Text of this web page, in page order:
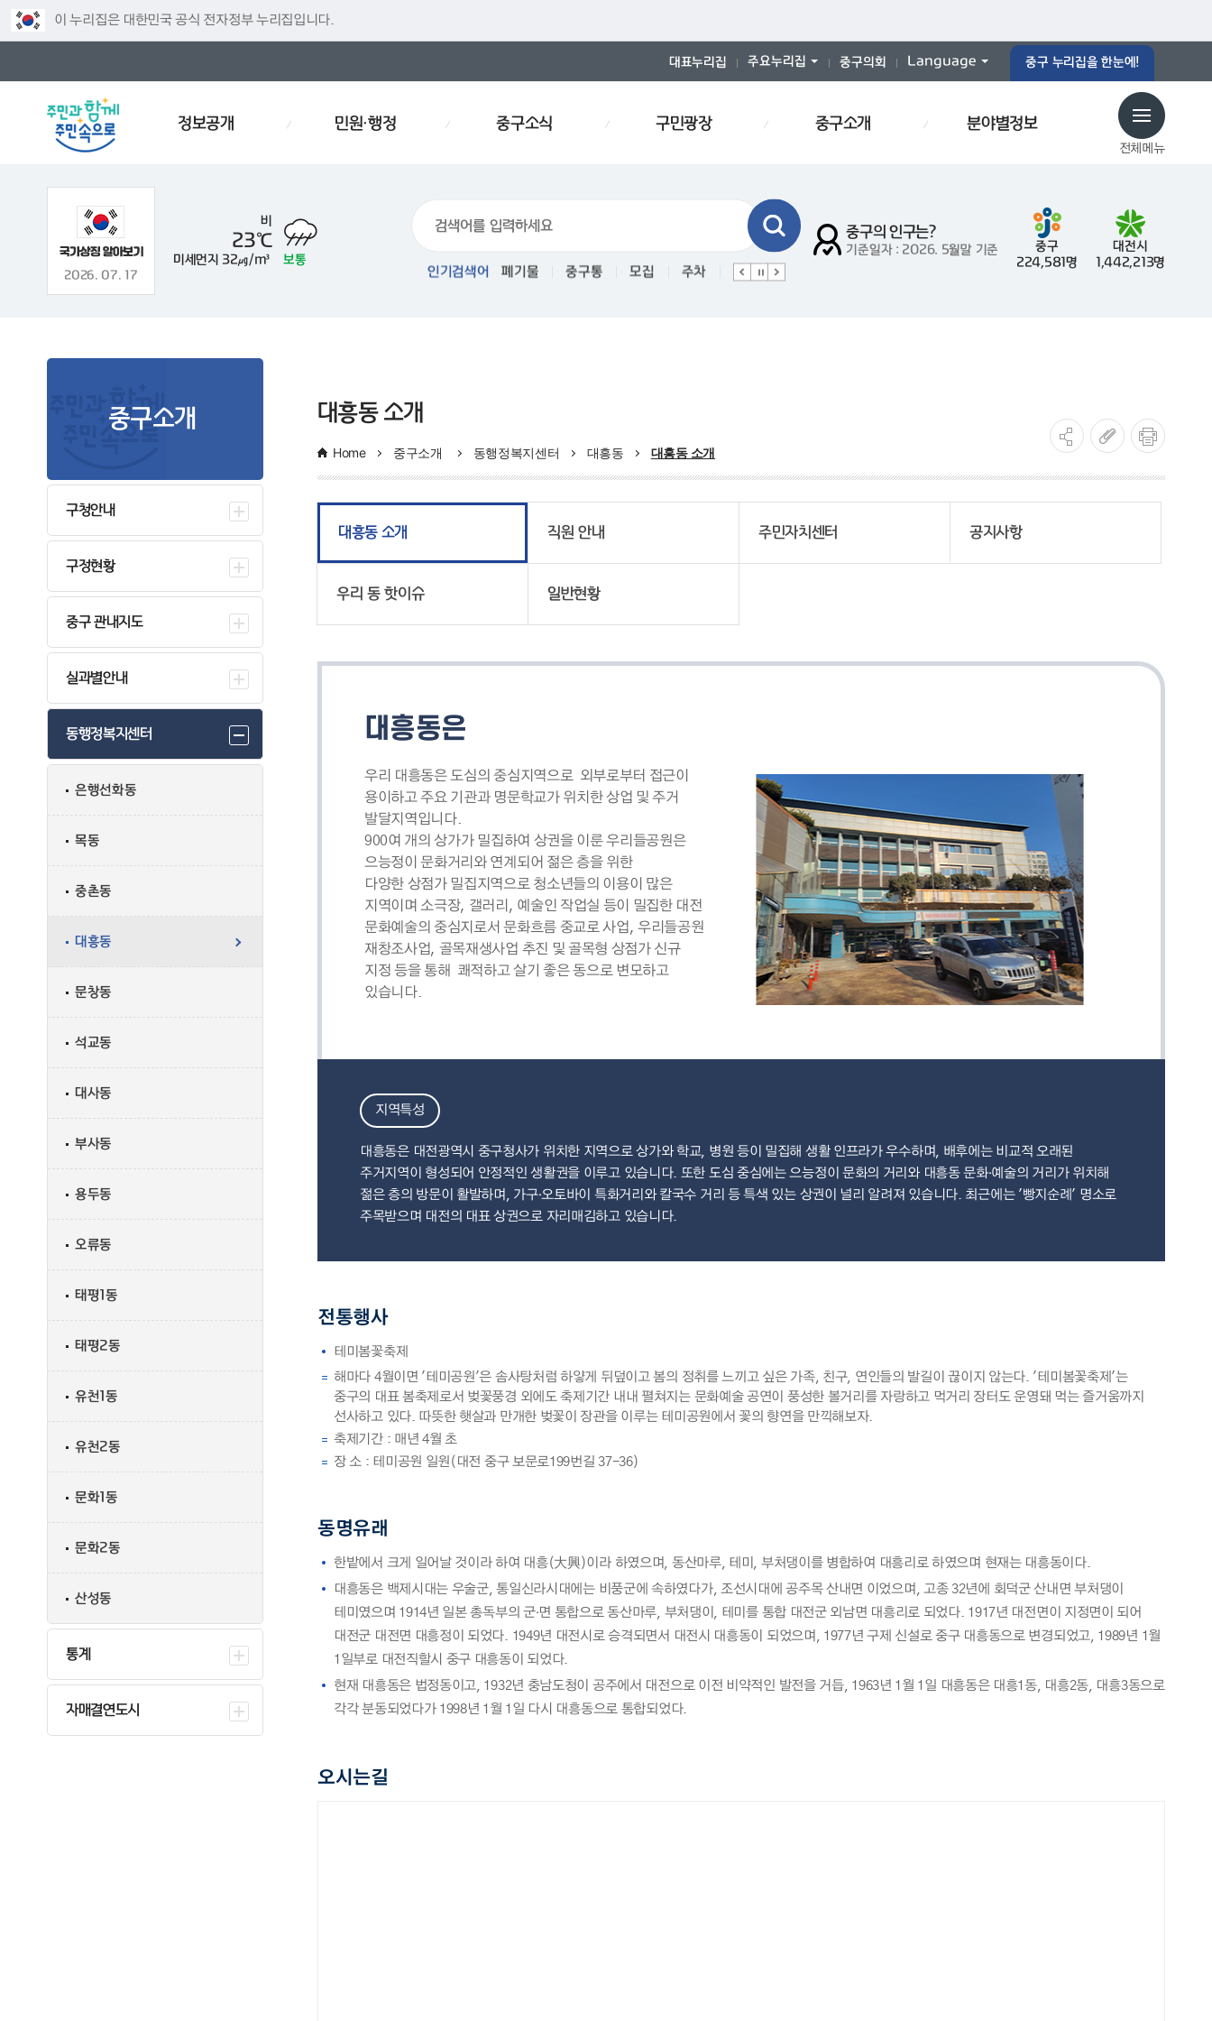
이 누리집은 대한민국 공식 전자정부 누리집입니다.
대표누리집 주요누리집 중구의회 Language 중구 누리집을 한눈에!
전체메뉴
정보공개 민원·행정 중구소식 구민광장 중구소개 분야별정보
2026. 07. 17
비
23℃
미세먼지 32㎍/m³ 보통
중구의 인구는?
기준일자 : 2026. 5월말 기준
중구
224,581명
대전시
1,442,213명
인기검색어
인사 경로당 폐기물스티커 폐기물 중구통 모집 주차 인사 경로당 폐기물스티커 폐기물
중구소개
구청안내
구정현황
중구 관내지도
실과별안내
동행정복지센터
은행선화동
목동
중촌동
대흥동
문창동
석교동
대사동
부사동
용두동
오류동
태평1동
태평2동
유천1동
유천2동
문화1동
문화2동
산성동
통계
자매결연도시
대흥동 소개
Home 중구소개 동행정복지센터 대흥동 대흥동 소개
대흥동 소개 직원 안내 주민자치센터 공지사항
우리 동 핫이슈 일반현황
대흥동은
우리 대흥동은 도심의 중심지역으로 외부로부터 접근이
용이하고 주요 기관과 명문학교가 위치한 상업 및 주거
발달지역입니다.
900여 개의 상가가 밀집하여 상권을 이룬 우리들공원은
으능정이 문화거리와 연계되어 젊은 층을 위한
다양한 상점가 밀집지역으로 청소년들의 이용이 많은
지역이며 소극장, 갤러리, 예술인 작업실 등이 밀집한 대전
문화예술의 중심지로서 문화흐름 중교로 사업, 우리들공원
재창조사업, 골목재생사업 추진 및 골목형 상점가 신규
지정 등을 통해 쾌적하고 살기 좋은 동으로 변모하고
있습니다.
지역특성
대흥동은 대전광역시 중구청사가 위치한 지역으로 상가와 학교, 병원 등이 밀집해 생활 인프라가 우수하며, 배후에는 비교적 오래된
주거지역이 형성되어 안정적인 생활권을 이루고 있습니다. 또한 도심 중심에는 으능정이 문화의 거리와 대흥동 문화·예술의 거리가 위치해
젊은 층의 방문이 활발하며, 가구·오토바이 특화거리와 칼국수 거리 등 특색 있는 상권이 널리 알려져 있습니다. 최근에는 '빵지순례' 명소로
주목받으며 대전의 대표 상권으로 자리매김하고 있습니다.
전통행사
테미봄꽃축제
해마다 4월이면 '테미공원'은 솜사탕처럼 하얗게 뒤덮이고 봄의 정취를 느끼고 싶은 가족, 친구, 연인들의 발길이 끊이지 않는다. '테미봄꽃축제'는
중구의 대표 봄축제로서 벚꽃풍경 외에도 축제기간 내내 펼쳐지는 문화예술 공연이 풍성한 볼거리를 자랑하고 먹거리 장터도 운영돼 먹는 즐거움까지
선사하고 있다. 따뜻한 햇살과 만개한 벚꽃이 장관을 이루는 테미공원에서 꽃의 향연을 만끽해보자.
축제기간 : 매년 4월 초
장 소 : 테미공원 일원(대전 중구 보문로199번길 37-36)
동명유래
한밭에서 크게 일어날 것이라 하여 대흥(大興)이라 하였으며, 동산마루, 테미, 부처댕이를 병합하여 대흥리로 하였으며 현재는 대흥동이다.
대흥동은 백제시대는 우술군, 통일신라시대에는 비풍군에 속하였다가, 조선시대에 공주목 산내면 이었으며, 고종 32년에 회덕군 산내면 부처댕이
테미였으며 1914년 일본 총독부의 군·면 통합으로 동산마루, 부처댕이, 테미를 통합 대전군 외남면 대흥리로 되었다. 1917년 대전면이 지정면이 되어
대전군 대전면 대흥정이 되었다. 1949년 대전시로 승격되면서 대전시 대흥동이 되었으며, 1977년 구제 신설로 중구 대흥동으로 변경되었고, 1989년 1월
1일부로 대전직할시 중구 대흥동이 되었다.
현재 대흥동은 법정동이고, 1932년 충남도청이 공주에서 대전으로 이전 비약적인 발전을 거듭, 1963년 1월 1일 대흥동은 대흥1동, 대흥2동, 대흥3동으로
각각 분동되었다가 1998년 1월 1일 다시 대흥동으로 통합되었다.
오시는길